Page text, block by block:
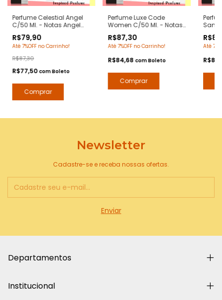
Perfume Celestial Angel
C/50 Ml. - Notas Angel
Contratipos Premium -
Arte 1 Perfumes
R$79,90
Até 7%OFF no Carrinho!
R$87,30
R$77,50 comBoleto
Perfume Luxe Code
Women C/50 Ml. - Notas
Contratipos Premium -
Arte 1 Perfumes
R$87,30
Até 7%OFF no Carrinho!
R$84,68 comBoleto
Até
Newsletter
Cadastre-se e receba nossas ofertas.
Departamentos
Institucional